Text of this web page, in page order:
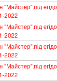
"Майстер",під
2022
"Майстер",під
2022
"Майстер",під
2022
"Майстер",під
2022